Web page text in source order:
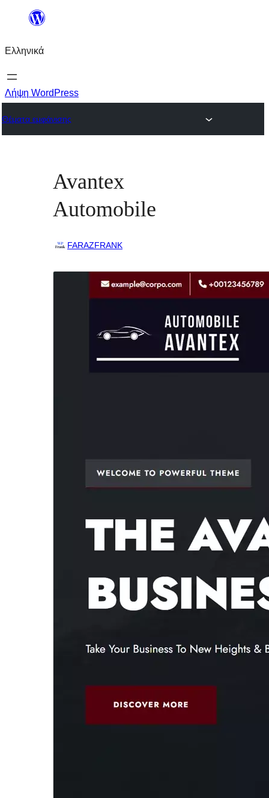
Μετάβαση
περιεχόμενο
Ελληνικά
Λήψη WordPress
Θέματα εμφάνισης
Avantex
Automobile
FARAZFRANK